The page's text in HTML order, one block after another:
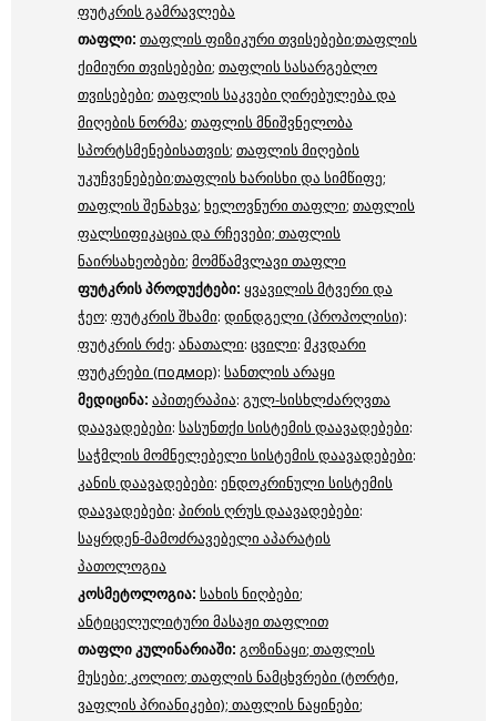
ფუტკრის გამრავლება
თაფლი: თაფლის ფიზიკური თვისებები;თაფლის
ქიმიური თვისებები; თაფლის სასარგებლო
თვისებები; თაფლის საკვები ღირებულება და
მიღების ნორმა; თაფლის მნიშვნელობა
სპორტსმენებისათვის; თაფლის მიღების
უკუჩვენებები;თაფლის ხარისხი და სიმწიფე;
თაფლის შენახვა; ხელოვნური თაფლი; თაფლის
ფალსიფიკაცია და რჩევები; თაფლის
ნაირსახეობები; მომწამვლავი თაფლი
ფუტკრისპროდუქტები: ყვავილის მტვერი და
ჭეო: ფუტკრის შხამი: დინდგელი (პროპოლისი):
ფუტკრის რძე: ანათალი: ცვილი: მკვდარი
ფუტკრები (подмор): სანთლის არაყი
მედიცინა: აპითერაპია: გულ-სისხლძარღვთა
დაავადებები: სასუნთქი სისტემის დაავადებები:
საჭმლის მომნელებელი სისტემის დაავადებები:
კანის დაავადებები: ენდოკრინული სისტემის
დაავადებები: პირის ღრუს დაავადებები:
საყრდენ-მამოძრავებელი აპარატის
პათოლოგია
კოსმეტოლოგია: სახის ნიღბები;
ანტიცელულიტური მასაჟი თაფლით
თაფლიკულინარიაში: გოზინაყი; თაფლის
მუსები; კოლიო; თაფლის ნამცხვრები (ტორტი,
ვაფლის პრიანიკები); თაფლის ნაყინები;